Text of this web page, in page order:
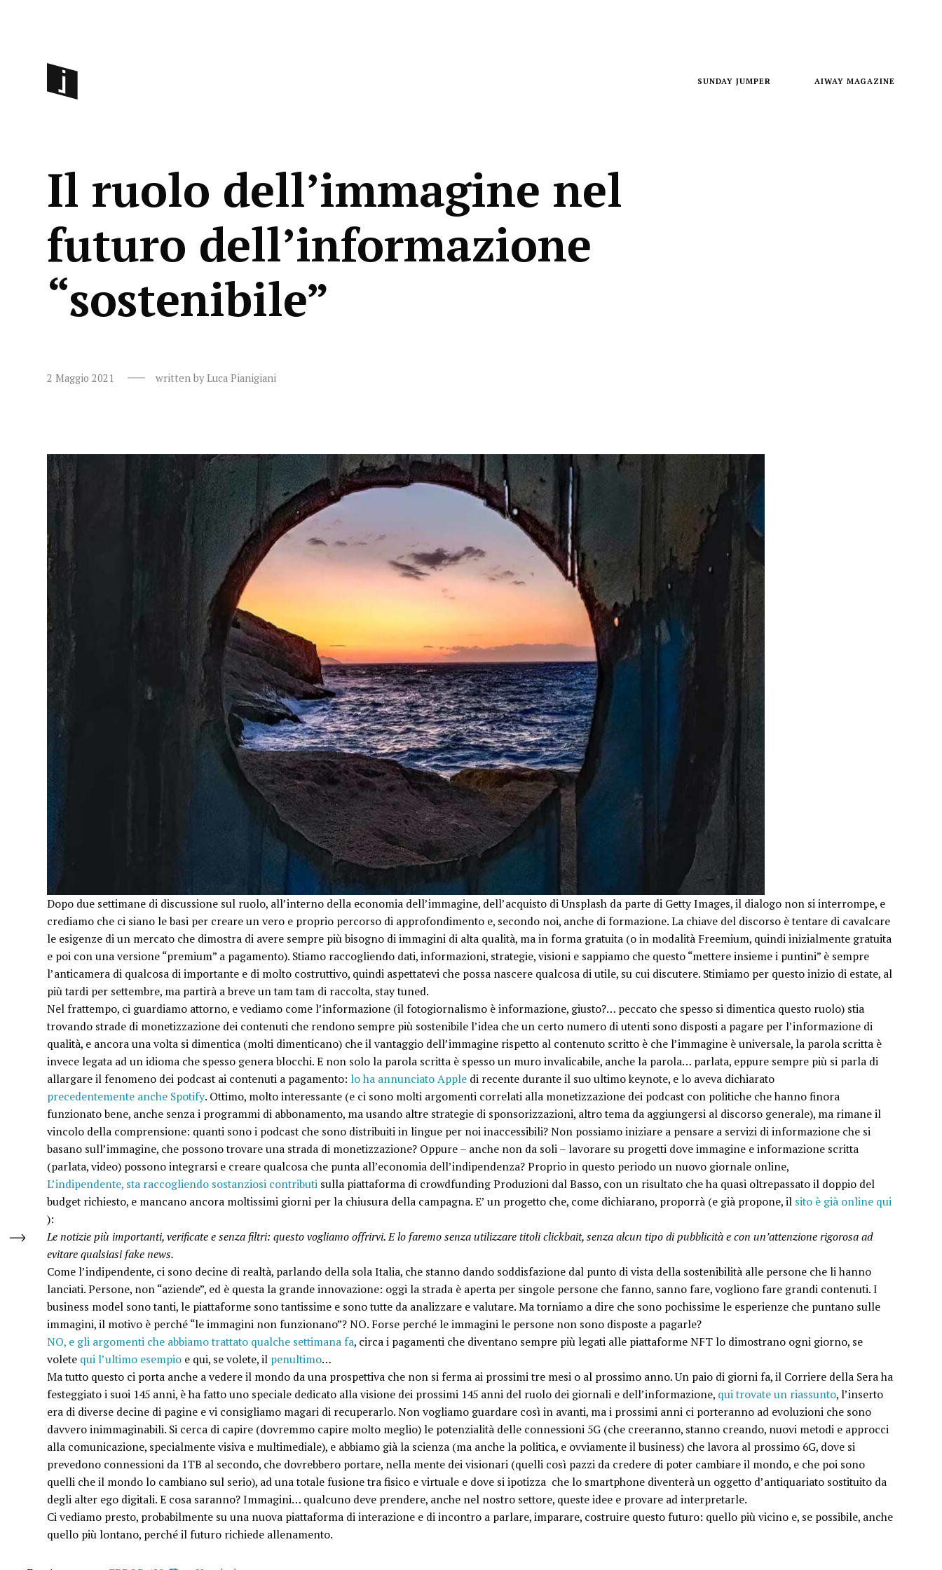
SUNDAY JUMPER AIWAY MAGAZINE
Il ruolo dell’immagine nel
futuro dell’informazione
“sostenibile”
2 Maggio 2021 written byLuca Pianigiani
Dopo due settimane di discussione sul ruolo, all’interno della economia dell’immagine, dell’acquisto di Unsplash da parte di Getty Images, il dialogo non si interrompe, e
crediamo che ci siano le basi per creare un vero e proprio percorso di approfondimento e, secondo noi, anche di formazione. La chiave del discorso è tentare di cavalcare
le esigenze di un mercato che dimostra di avere sempre più bisogno di immagini di alta qualità, ma in forma gratuita (o in modalità Freemium, quindi inizialmente gratuita
e poi con una versione “premium” a pagamento). Stiamo raccogliendo dati, informazioni, strategie, visioni e sappiamo che questo “mettere insieme i puntini” è sempre
l’anticamera di qualcosa di importante e di molto costruttivo, quindi aspettatevi che possa nascere qualcosa di utile, su cui discutere. Stimiamo per questo inizio di estate, al
più tardi per settembre, ma partirà a breve un tam tam di raccolta, stay tuned.
Nel frattempo, ci guardiamo attorno, e vediamo come l’informazione (il fotogiornalismo è informazione, giusto?… peccato che spesso si dimentica questo ruolo) stia
trovando strade di monetizzazione dei contenuti che rendono sempre più sostenibile l’idea che un certo numero di utenti sono disposti a pagare per l’informazione di
qualità, e ancora una volta si dimentica (molti dimenticano) che il vantaggio dell’immagine rispetto al contenuto scritto è che l’immagine è universale, la parola scritta è
invece legata ad un idioma che spesso genera blocchi. E non solo la parola scritta è spesso un muro invalicabile, anche la parola… parlata, eppure sempre più si parla di
allargare il fenomeno dei podcast ai contenuti a pagamento: lo ha annunciato Apple di recente durante il suo ultimo keynote, e lo aveva dichiarato
precedentemente anche Spotify. Ottimo, molto interessante (e ci sono molti argomenti correlati alla monetizzazione dei podcast con politiche che hanno finora
funzionato bene, anche senza i programmi di abbonamento, ma usando altre strategie di sponsorizzazioni, altro tema da aggiungersi al discorso generale), ma rimane il
vincolo della comprensione: quanti sono i podcast che sono distribuiti in lingue per noi inaccessibili? Non possiamo iniziare a pensare a servizi di informazione che si
basano sull’immagine, che possono trovare una strada di monetizzazione? Oppure – anche non da soli – lavorare su progetti dove immagine e informazione scritta
(parlata, video) possono integrarsi e creare qualcosa che punta all’economia dell’indipendenza? Proprio in questo periodo un nuovo giornale online,
L’indipendente, sta raccogliendo sostanziosi contributi sulla piattaforma di crowdfunding Produzioni dal Basso, con un risultato che ha quasi oltrepassato il doppio del
budget richiesto, e mancano ancora moltissimi giorni per la chiusura della campagna. E’ un progetto che, come dichiarano, proporrà (e già propone, il sito è già online qui
):
Le notizie più importanti, verificate e senza filtri: questo vogliamo offrirvi. E lo faremo senza utilizzare titoli clickbait, senza alcun tipo di pubblicità e con un’attenzione rigorosa ad
evitare qualsiasi fake news.
Come l’indipendente, ci sono decine di realtà, parlando della sola Italia, che stanno dando soddisfazione dal punto di vista della sostenibilità alle persone che li hanno
lanciati. Persone, non “aziende”, ed è questa la grande innovazione: oggi la strada è aperta per singole persone che fanno, sanno fare, vogliono fare grandi contenuti. I
business model sono tanti, le piattaforme sono tantissime e sono tutte da analizzare e valutare. Ma torniamo a dire che sono pochissime le esperienze che puntano sulle
immagini, il motivo è perché “le immagini non funzionano”? NO. Forse perché le immagini le persone non sono disposte a pagarle?
NO, e gli argomenti che abbiamo trattato qualche settimana fa, circa i pagamenti che diventano sempre più legati alle piattaforme NFT lo dimostrano ogni giorno, se
volete qui l’ultimo esempio e qui, se volete, il penultimo…
Ma tutto questo ci porta anche a vedere il mondo da una prospettiva che non si ferma ai prossimi tre mesi o al prossimo anno. Un paio di giorni fa, il Corriere della Sera ha
festeggiato i suoi 145 anni, è ha fatto uno speciale dedicato alla visione dei prossimi 145 anni del ruolo dei giornali e dell’informazione, qui trovate un riassunto, l’inserto
era di diverse decine di pagine e vi consigliamo magari di recuperarlo. Non vogliamo guardare così in avanti, ma i prossimi anni ci porteranno ad evoluzioni che sono
davvero inimmaginabili. Si cerca di capire (dovremmo capire molto meglio) le potenzialità delle connessioni 5G (che creeranno, stanno creando, nuovi metodi e approcci
alla comunicazione, specialmente visiva e multimediale), e abbiamo già la scienza (ma anche la politica, e ovviamente il business) che lavora al prossimo 6G, dove si
prevedono connessioni da 1TB al secondo, che dovrebbero portare, nella mente dei visionari (quelli così pazzi da credere di poter cambiare il mondo, e che poi sono
quelli che il mondo lo cambiano sul serio), ad una totale fusione tra fisico e virtuale e dove si ipotizza che lo smartphone diventerà un oggetto d’antiquariato sostituito da
degli alter ego digitali. E cosa saranno? Immagini… qualcuno deve prendere, anche nel nostro settore, queste idee e provare ad interpretarle.
Ci vediamo presto, probabilmente su una nuova piattaforma di interazione e di incontro a parlare, imparare, costruire questo futuro: quello più vicino e, se possibile, anche
quello più lontano, perché il futuro richiede allenamento.